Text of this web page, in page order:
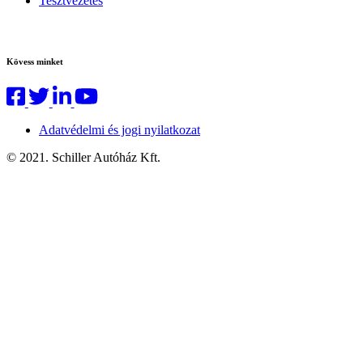
Kövess minket
Adatvédelmi és jogi nyilatkozat
© 2021. Schiller Autóház Kft.